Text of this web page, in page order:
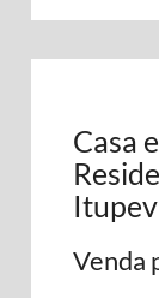
Casa
Venda